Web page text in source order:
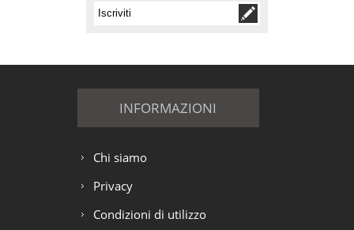
INFORMAZIONI
Chi siamo
Privacy
Condizioni di utilizzo